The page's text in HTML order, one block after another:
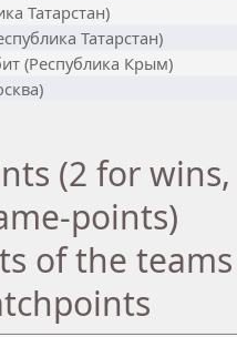
Татарстан)
Татарстан)
(Республика Крым)
(2 for
points)
of the